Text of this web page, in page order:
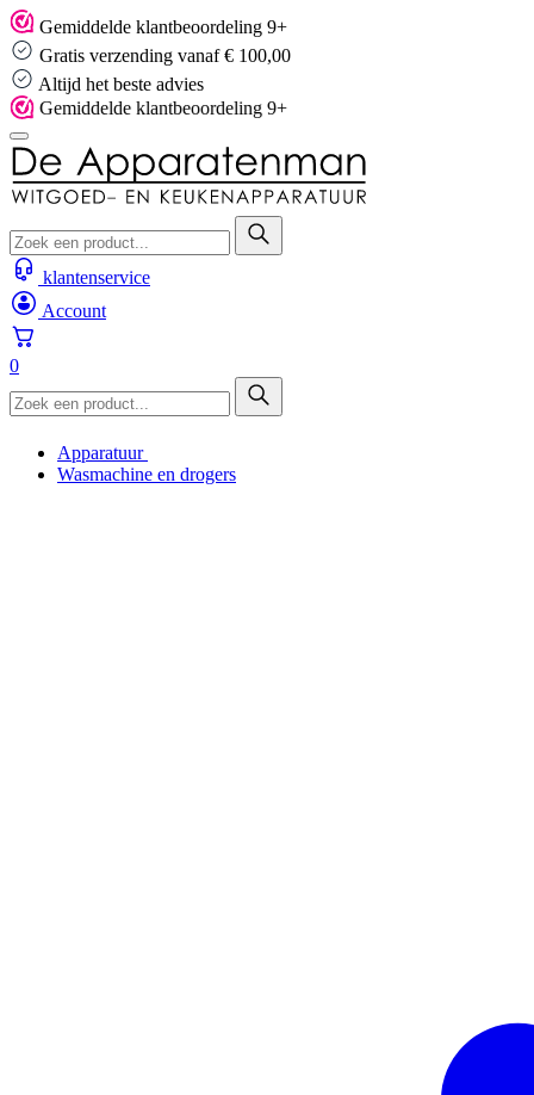
Skip
to
content
Gemiddelde klantbeoordeling 9+
Gratis verzending vanaf € 100,00
Altijd het beste advies
Gemiddelde klantbeoordeling 9+
klantenservice
Account
0
Apparatuur
Wasmachine en drogers